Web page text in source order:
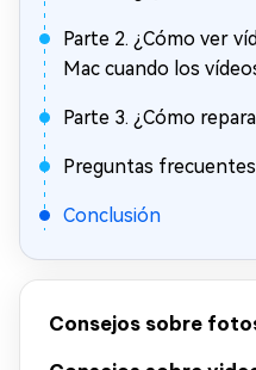
Parte 2. ¿Cómo ver
Mac cuando los
Parte 3. ¿Cómo
Preguntas
Conclusión
Consejos sobre